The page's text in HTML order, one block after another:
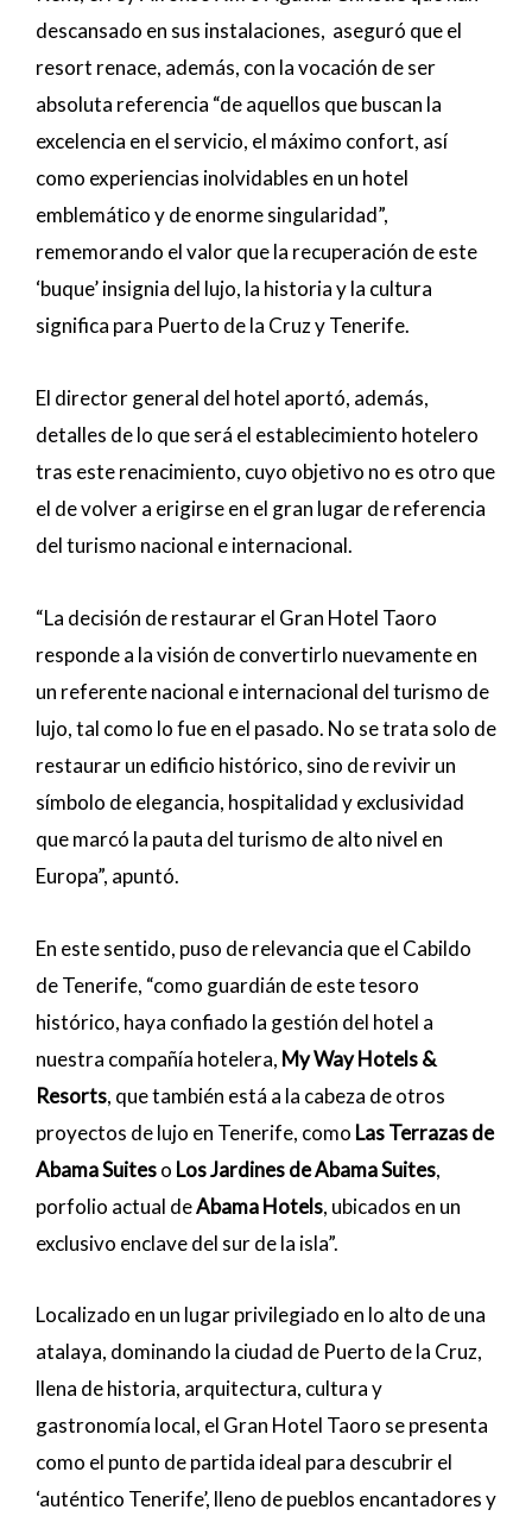
descansado en sus instalaciones, aseguró que el
resort renace, además, con la vocación de ser
absoluta referencia “de aquellos que buscan la
excelencia en el servicio, el máximo confort, así
como experiencias inolvidables en un hotel
emblemático y de enorme singularidad”,
rememorando el valor que la recuperación de este
‘buque’ insignia del lujo, la historia y la cultura
significa para Puerto de la Cruz y Tenerife.
El director general del hotel aportó, además,
detalles de lo que será el establecimiento hotelero
tras este renacimiento, cuyo objetivo no es otro que
el de volver a erigirse en el gran lugar de referencia
del turismo nacional e internacional.
“La decisión de restaurar el Gran Hotel Taoro
responde a la visión de convertirlo nuevamente en
un referente nacional e internacional del turismo de
lujo, tal como lo fue en el pasado. No se trata solo de
restaurar un edificio histórico, sino de revivir un
símbolo de elegancia, hospitalidad y exclusividad
que marcó la pauta del turismo de alto nivel en
Europa”, apuntó.
En este sentido, puso de relevancia que el Cabildo
de Tenerife, “como guardián de este tesoro
histórico, haya confiado la gestión del hotel a
nuestra compañía hotelera, My Way Hotels &
Resorts, que también está a la cabeza de otros
proyectos de lujo en Tenerife, como Las Terrazas de
Abama Suiteso Los Jardines de Abama Suites,
porfolio actual deAbama Hotels, ubicados en un
exclusivo enclave del sur de la isla”.
Localizado en un lugar privilegiado en lo alto de una
atalaya, dominando la ciudad de Puerto de la Cruz,
llena de historia, arquitectura, cultura y
gastronomía local, el Gran Hotel Taoro se presenta
como el punto de partida ideal para descubrir el
‘auténtico Tenerife’, lleno de pueblos encantadores y